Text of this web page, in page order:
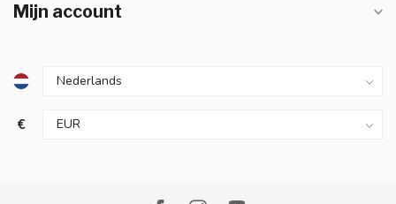
Mijn account
€